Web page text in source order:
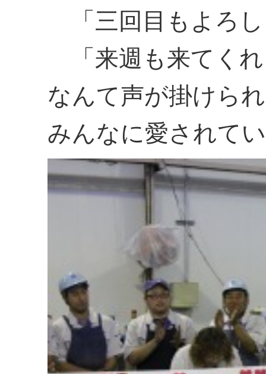
「三回目もよろ
「来週も来てく
なんて声が掛けら
みんなに愛されて